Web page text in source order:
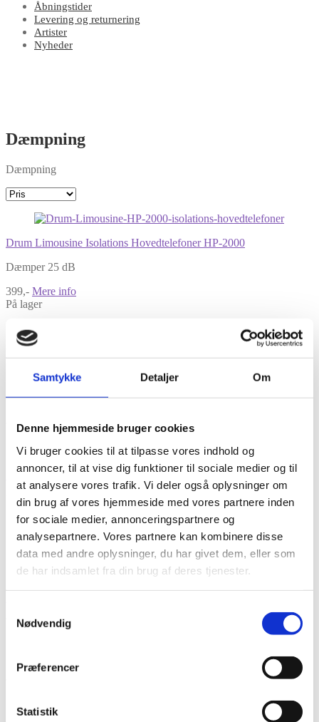
Samtykke Detaljer Om
Denne hjemmeside bruger cookies
Vi bruger cookies til at tilpasse vores indhold og
annoncer, til at vise dig funktioner til sociale medier og til
at analysere vores trafik. Vi deler også oplysninger om
din brug af vores hjemmeside med vores partnere inden
for sociale medier, annonceringspartnere og
analysepartnere. Vores partnere kan kombinere disse
data med andre oplysninger, du har givet dem, eller som
de har indsamlet fra din brug af deres tjenester.
Nødvendig
Præferencer
Statistik
Åbningstider
Levering og returnering
Artister
Nyheder
Dæmpning
Dæmpning
Drum Limousine Isolations Hovedtelefoner HP-2000
Dæmper 25 dB
399,- Mere info
På lager
Dæmper Overtoner
75,- Mere info
Tilbud
Mr Muff Kopf – Rohema vintage sound til stortrommekølle
Vintage Sound
Før: 225,-
110,- Mere info
På lager
Til Stortrommeskind
Modtag nyheder på mail når vi har nye varer eller konkurrencer.